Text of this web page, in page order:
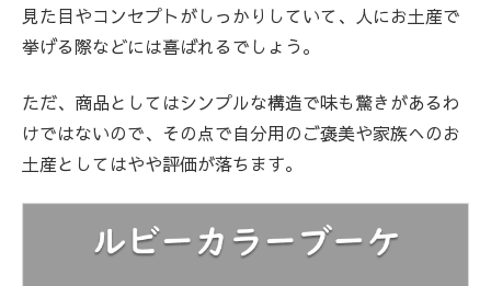
見た目やコンセプトがしっかりしていて、人にお土産で
挙げる際などには喜ばれるでしょう。
ただ、商品としてはシンプルな構造で味も驚きがあるわ
けではないので、その点で自分用のご褒美や家族へのお
土産としてはやや評価が落ちます。